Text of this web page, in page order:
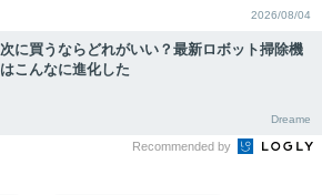
2026/08/04
次に買うならどれがいい？最新ロボット掃除機
はこんなに進化した
Dreame
Recommended by